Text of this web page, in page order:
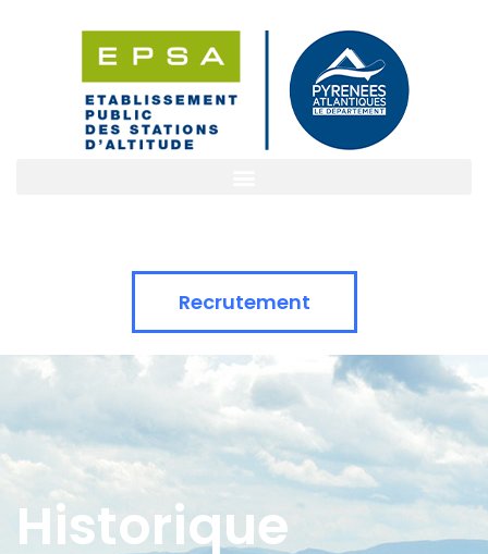
Recrutement
Historique